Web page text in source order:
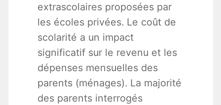
extrascolaires proposées par
les écoles privées. Le coût de
scolarité a un impact
significatif sur le revenu et les
dépenses mensuelles des
parents (ménages). La majorité
des parents interrogés